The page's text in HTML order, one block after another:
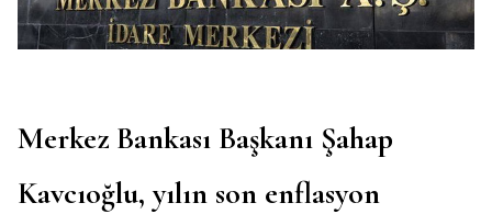
Merkez Bankası Başkanı Şahap
Kavcıoğlu, yılın son enflasyon